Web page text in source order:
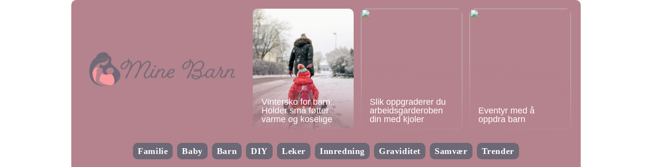
Vintersko for barn:
Holder små føtter
varme og koselige
Slik oppgraderer du
arbeidsgarderoben
din med kjoler
Eventyr med å
oppdra barn
Familie Baby Barn DIY Leker Innredning Graviditet Samvær Trender